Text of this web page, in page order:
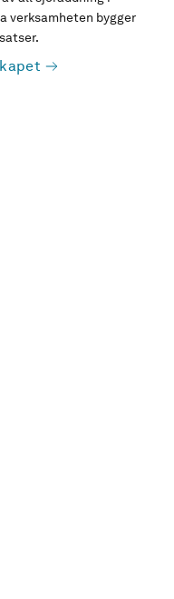
verksamheten bygger